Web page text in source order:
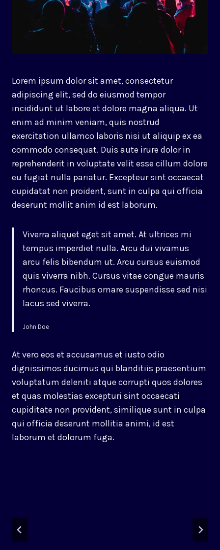
Lorem ipsum dolor sit amet, consectetur
adipiscing elit, sed do eiusmod tempor
incididunt ut labore et dolore magna aliqua. Ut
enim ad minim veniam, quis nostrud
exercitation ullamco laboris nisi ut aliquip ex ea
commodo consequat. Duis aute irure dolor in
reprehenderit in voluptate velit esse cillum dolore
eu fugiat nulla pariatur. Excepteur sint occaecat
cupidatat non proident, sunt in culpa qui officia
deserunt mollit anim id est laborum.
Viverra aliquet eget sit amet. At ultrices mi
tempus imperdiet nulla. Arcu dui vivamus
arcu felis bibendum ut. Arcu cursus euismod
quis viverra nibh. Cursus vitae congue mauris
rhoncus. Faucibus ornare suspendisse sed nisi
lacus sed viverra.
John Doe
At vero eos et accusamus et iusto odio
dignissimos ducimus qui blanditiis praesentium
voluptatum deleniti atque corrupti quos dolores
et quas molestias excepturi sint occaecati
cupiditate non provident, similique sunt in culpa
qui officia deserunt mollitia animi, id est
laborum et dolorum fuga.